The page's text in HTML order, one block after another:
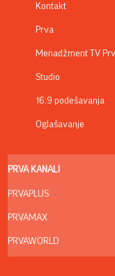
Kontakt
Prva
Menadžment TV
Studio
16:9 podešavanja
Oglašavanje
PRVA KANALI
PRVAPLUS
PRVAMAX
PRVAWORLD